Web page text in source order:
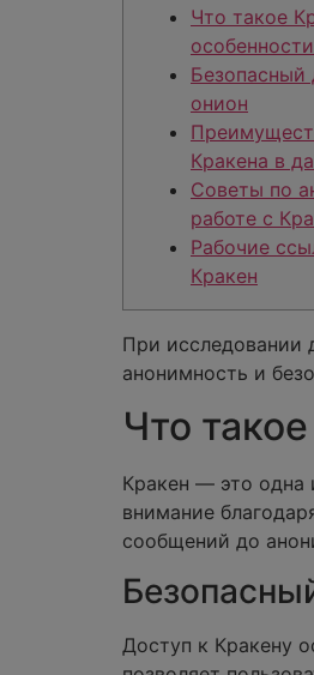
Что такое
Безопасный
онион
Кракена в
Советы по
работе с
Рабочие
Кракен
При исследовании
анонимность и
Что
Кракен — это одна
внимание
сообщений до
Доступ к Кракену